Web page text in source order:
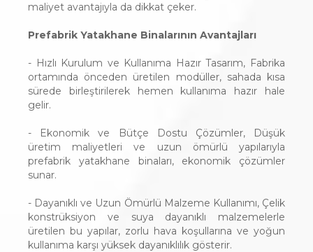
maliyet avantajıyla da dikkat çeker.
Prefabrik Yatakhane Binalarının Avantajları
- Hızlı Kurulum ve Kullanıma Hazır Tasarım, Fabrika
ortamında önceden üretilen modüller, sahada kısa
sürede birleştirilerek hemen kullanıma hazır hale
gelir.
- Ekonomik ve Bütçe Dostu Çözümler, Düşük
üretim maliyetleri ve uzun ömürlü yapılarıyla
prefabrik yatakhane binaları, ekonomik çözümler
sunar.
- Dayanıklı ve Uzun Ömürlü Malzeme Kullanımı, Çelik
konstrüksiyon ve suya dayanıklı malzemelerle
üretilen bu yapılar, zorlu hava koşullarına ve yoğun
kullanıma karşı yüksek dayanıklılık gösterir.